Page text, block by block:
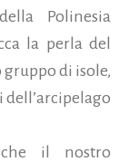
Polinesia
la perla del
gruppo di isole,
dell’arcipelago
il nostro